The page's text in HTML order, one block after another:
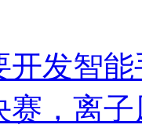
开发智
赛，离